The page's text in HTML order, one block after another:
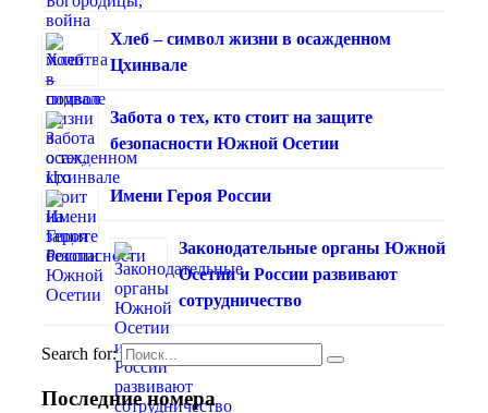
Хлеб – символ жизни в осажденном
Цхинвале
Забота о тех, кто стоит на защите
безопасности Южной Осетии
Имени Героя России
Законодательные органы Южной
Осетии и России развивают
сотрудничество
Search for:
Последние номера